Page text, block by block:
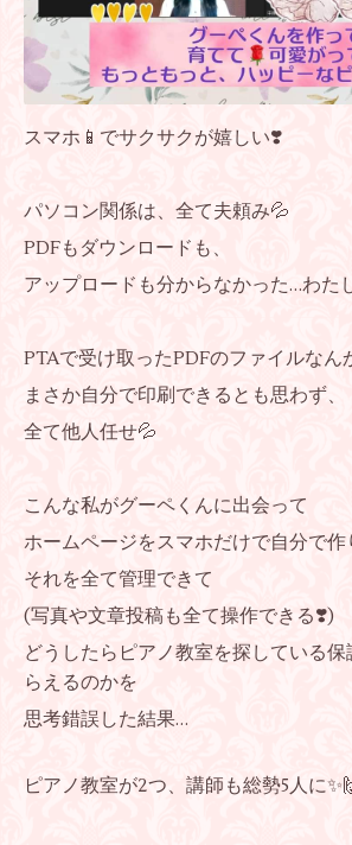
スマホ📱でサクサクが嬉しい❣️
パソコン関係は、全て夫頼み💦
PDFもダウンロードも、
アップロードも分からなかった…わたし
PTAで受け取ったPDFのファイルなん
まさか自分で印刷できるとも思わず、
全て他人任せ💦
こんな私がグーペくんに出会って
ホームページをスマホだけで自分で作
それを全て管理できて
(写真や文章投稿も全て操作できる❣️)
どうしたらピアノ教室を探している
らえるのかを
思考錯誤した結果…
ピアノ教室が2つ、講師も総勢5人に